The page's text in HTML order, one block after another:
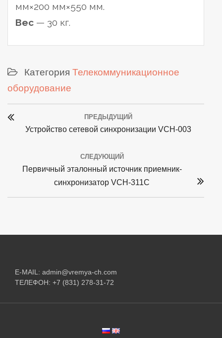
мм×200 мм×550 мм.
Вес — 30 кг.
Категория Телекоммуникационное
оборудование
navigation
ПРЕДЫДУЩИЙ
Previous
Устройство сетевой синхронизации VCH-003
СЛЕДУЮЩИЙ
Next
Первичный эталонный источник приемник-
синхронизатор VCH-311C
E-MAIL: admin@vremya-ch.com
ТЕЛЕФОН: +7 (831) 278-31-72